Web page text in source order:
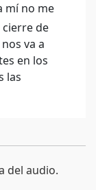
mí no me
de
va a
en los
las